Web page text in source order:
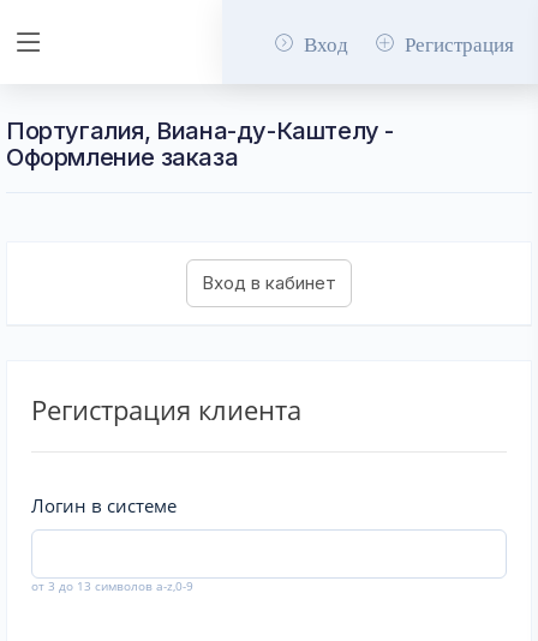
Вход Регистрация
Португалия, Виана-ду-Каштелу -
Оформление заказа
Регистрация клиента
Логин в системе
от 3 до 13 символов a-z,0-9